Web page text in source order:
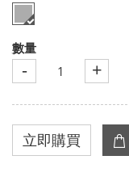
數量
- +